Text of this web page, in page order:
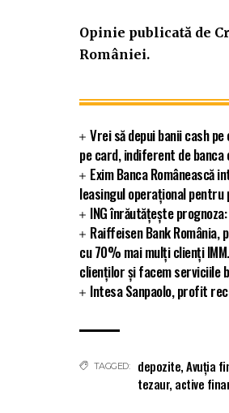
Opinie publicată de
României.
Vrei să depui banii cash
pe card, indiferent de banca
Exim Banca Românească
leasingul operațional pentru
ING înrăutățește
Raiffeisen Bank
cu 70% mai mulți clienți
clienților și facem serviciile
Intesa Sanpaolo, profit
TAGGED: depozite,Avuția
tezaur, active